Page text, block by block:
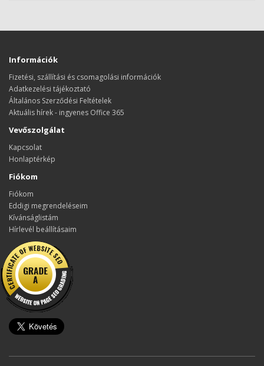
Információk
Fizetési, szállítási és csomagolási információk
Adatkezelési tájékoztató
Általános Szerződési Feltételek
Aktuális hírek - ingyenes Office 365
Vevőszolgálat
Kapcsolat
Honlaptérkép
Fiókom
Fiókom
Eddigi megrendeléseim
Kívánságlistám
Hírlevél beállításaim